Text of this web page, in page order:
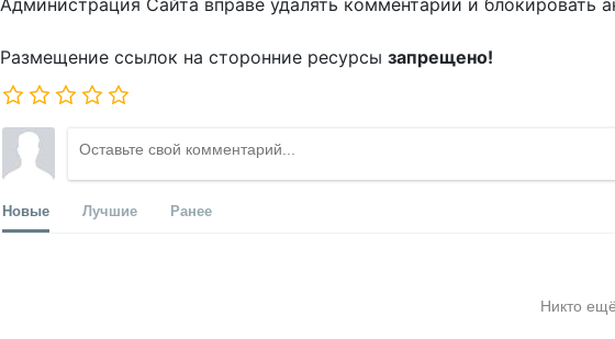
Размещение ссылок на сторонние ресурсы запрещено!
Новые Лучшие Ранее
Никто